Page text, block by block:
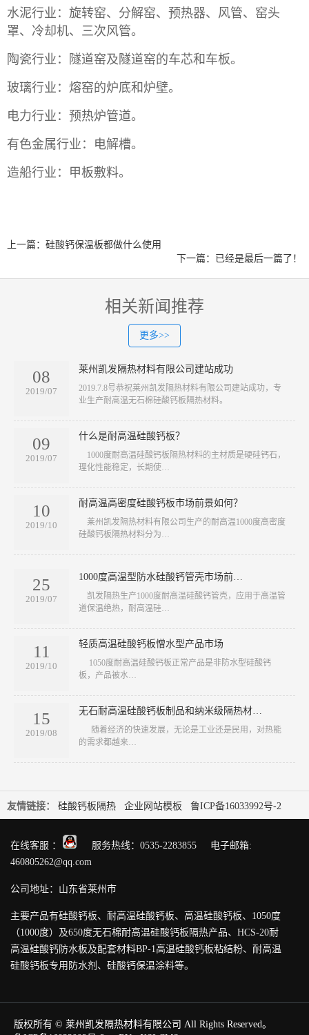
水泥行业：旋转窑、分解窑、预热器、风管、窑头
罩、冷却机、三次风管。
陶瓷行业：隧道窑及隧道窑的车芯和车板。
玻璃行业：熔窑的炉底和炉壁。
电力行业：预热炉管道。
有色金属行业：电解槽。
造船行业：甲板敷料。
上一篇：硅酸钙保温板都做什么使用
下一篇：已经是最后一篇了！
相关新闻推荐
更多>>
08
2019/07
莱州凯发隔热材料有限公司建站成功
​2019.7.8号恭祝莱州凯发隔热材料有限公司建站成功，专
业生产耐高温无石棉硅酸钙板隔热材料。
09
2019/07
什么是耐高温硅酸钙板？
​ 1000度耐高温硅酸钙板隔热材料的主材质是硬硅钙石，
理化性能稳定，长期使…
10
2019/10
耐高温高密度硅酸钙板市场前景如何？
​ 莱州凯发隔热材料有限公司生产的耐高温1000度高密度
硅酸钙板隔热材料分为…
25
2019/07
1000度高温型防水硅酸钙管壳市场前…
​ 凯发隔热生产1000度耐高温硅酸钙管壳，应用于高温管
道保温绝热，耐高温硅…
11
2019/10
轻质高温硅酸钙板憎水型产品市场
​ 1050度耐高温硅酸钙板正常产品是非防水型硅酸钙
板，产品被水…
15
2019/08
无石耐高温硅酸钙板制品和纳米级隔热材…
​ 随着经济的快速发展，无论是工业还是民用，对热能
的需求都越来…
友情链接： 硅酸钙板隔热 企业网站模板 鲁ICP备16033992号-2
在线客服 ：
服务热线：0535-2283855 电子邮箱:
460805262@qq.com
公司地址：山东省莱州市
主要产品有硅酸钙板、耐高温硅酸钙板、高温硅酸钙板、1050度
（1000度）及650度无石棉耐高温硅酸钙板隔热产品、HCS-20耐
高温硅酸钙防水板及配套材料BP-1高温硅酸钙板粘结粉、耐高温
硅酸钙板专用防水剂、硅酸钙保温涂料等。
版权所有 © 莱州凯发隔热材料有限公司 All Rights Reserved。